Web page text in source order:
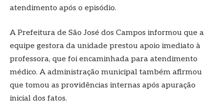
atendimento após o episódio.
A Prefeitura de São José dos Campos informou que a
equipe gestora da unidade prestou apoio imediato à
professora, que foi encaminhada para atendimento
médico. A administração municipal também afirmou
que tomou as providências internas após apuração
inicial dos fatos.